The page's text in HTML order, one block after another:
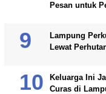
Pesan untuk
Lampung
Lewat
Keluarga Ini
Curas di